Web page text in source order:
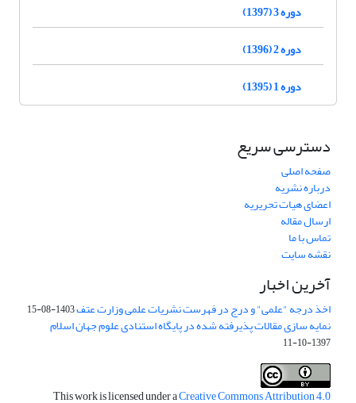
دوره 3 (1397)
دوره 2 (1396)
دوره 1 (1395)
دسترسی سریع
صفحه اصلی
درباره نشریه
اعضای هیات تحریریه
ارسال مقاله
تماس با ما
نقشه سایت
آخرین اخبار
اخذ درجه "علمی" و درج در فهرست نشریات علمی وزارت عتف1403-08-15
نمایه سازی مقالات پذیرفته شده در پایگاه استنادی علوم جهان اسلام
1397-10-11
This work is licensed under aCreative Commons Attribution 4.0